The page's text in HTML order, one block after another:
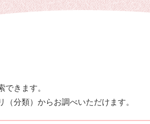
できます。
分類）からお調べいただけます。